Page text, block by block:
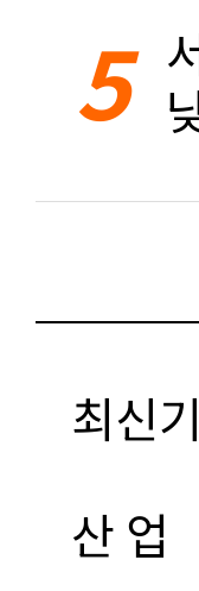
5
최신
산 업